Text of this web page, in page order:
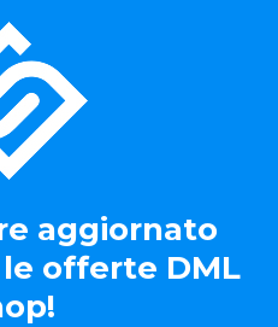
aggiornato
offerte DML